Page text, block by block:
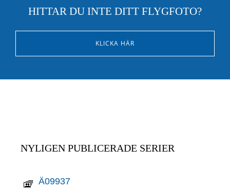
HITTAR DU INTE DITT FLYGFOTO?
KLICKA HÄR
NYLIGEN PUBLICERADE SERIER
Ä09937